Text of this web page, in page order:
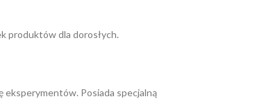
produktów dla dorosłych.
eksperymentów. Posiada specjalną